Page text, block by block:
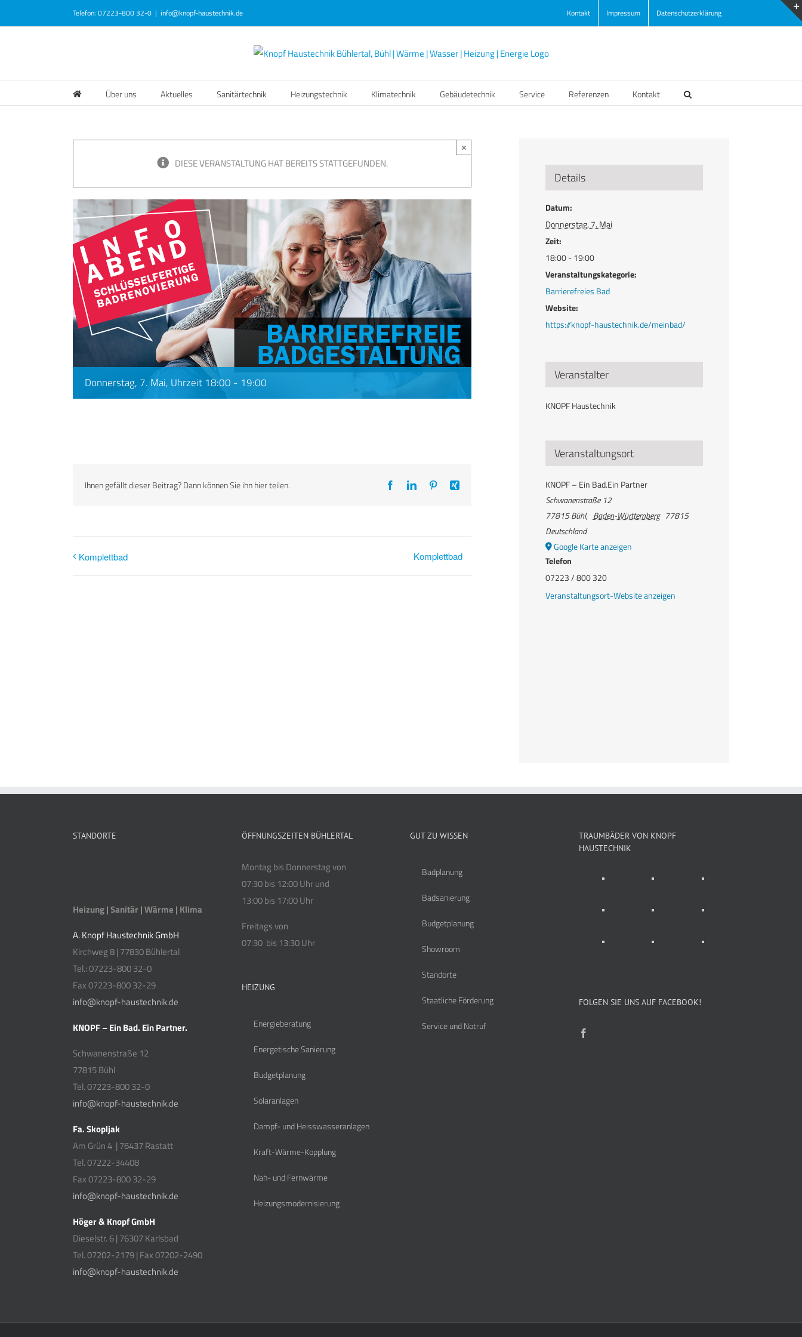
Inhalt
Telefon: 07223-800 32-0 | info@knopf-haustechnik.de Kontakt Impressum Datenschutzerklärung
Über uns Aktuelles Sanitärtechnik Heizungstechnik Klimatechnik Gebäudetechnik Service Referenzen Kontakt
DIESE VERANSTALTUNG HAT BEREITS STATTGEFUNDEN.
×
Donnerstag, 7. Mai, Uhrzeit 18:00 - 19:00
Ihnen gefällt dieser Beitrag? Dann können Sie ihn hier teilen. FacebookLinkedInPinterestXing
Komplettbad Komplettbad
Details
Datum:
Donnerstag, 7. Mai
Zeit:
18:00 - 19:00
Veranstaltungskategorie:
Barrierefreies Bad
Website:
https://knopf-haustechnik.de/meinbad/
Veranstalter
KNOPF Haustechnik
Veranstaltungsort
KNOPF – Ein Bad.Ein Partner
Schwanenstraße 12
77815 Bühl, Baden-Württemberg 77815
Deutschland
Google Karte anzeigen
Telefon
07223 / 800 320
Veranstaltungsort-Website anzeigen
STANDORTE
Heizung | Sanitär | Wärme | Klima
A. Knopf Haustechnik GmbH
Kirchweg 8 | 77830 Bühlertal
Tel.: 07223-800 32-0
Fax 07223-800 32-29
info@knopf-haustechnik.de
KNOPF – Ein Bad. Ein Partner.
Schwanenstraße 12
77815 Bühl
Tel. 07223-800 32-0
info@knopf-haustechnik.de
Fa. Skopljak
Am Grün 4 | 76437 Rastatt
Tel. 07222-34408
Fax 07223-800 32-29
info@knopf-haustechnik.de
Höger & Knopf GmbH
Dieselstr. 6 | 76307 Karlsbad
Tel. 07202-2179 | Fax 07202-2490
info@knopf-haustechnik.de
ÖFFNUNGSZEITEN BÜHLERTAL
Montag bis Donnerstag von
07:30 bis 12:00 Uhr und
13:00 bis 17:00 Uhr
Freitags von
07:30 bis 13:30 Uhr
HEIZUNG
Energieberatung
Energetische Sanierung
Budgetplanung
Solaranlagen
Dampf- und Heisswasseranlagen
Kraft-Wärme-Kopplung
Nah- und Fernwärme
Heizungsmodernisierung
GUT ZU WISSEN
Badplanung
Badsanierung
Budgetplanung
Showroom
Standorte
Staatliche Förderung
Service und Notruf
TRAUMBÄDER VON KNOPF
HAUSTECHNIK
FOLGEN SIE UNS AUF FACEBOOK!